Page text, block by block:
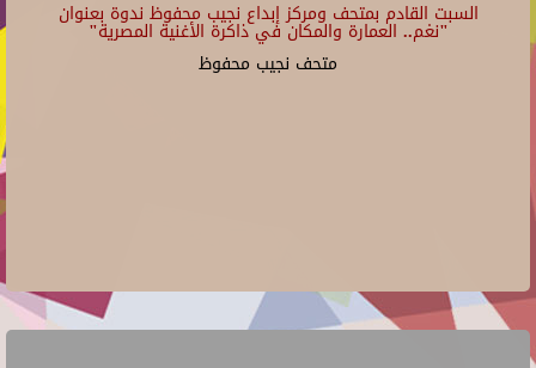
السبت القادم بمتحف ومركز إبداع نجيب محفوظ ندوة بعنوان
"نغم.. العمارة والمكان في ذاكرة الأغنية المصرية"
متحف نجيب محفوظ